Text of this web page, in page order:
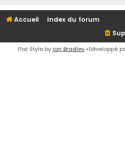
Accueil
Index du forum
Flat Style by Ian Bradley •Développé